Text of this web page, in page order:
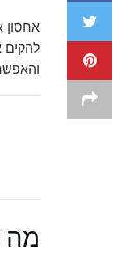
אחסון
להקים
מה